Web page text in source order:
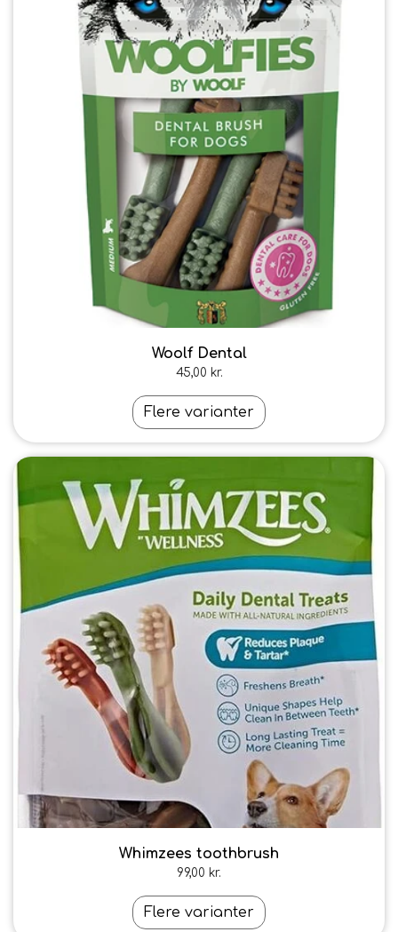
Woolf Dental
45,00 kr.
Flere varianter
Whimzees toothbrush
99,00 kr.
Flere varianter